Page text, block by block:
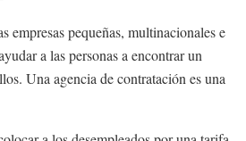
empresas pequeñas, multinacionales e
a las personas a encontrar un
Una agencia de contratación es una